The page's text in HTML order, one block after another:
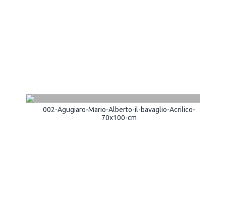
002-Agugiaro-Mario-Alberto-il-bavaglio-Acrilico-
70x100-cm